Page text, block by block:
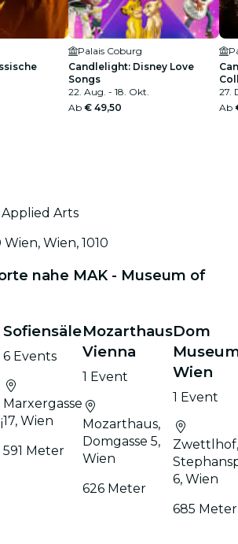
Palais Coburg
Candlelight: Disney Love
Songs
22. Aug. - 18. Okt.
Ab € 49,50
27.
Ab
Arts
Wien, 1010
nahe MAK - Museum of
Sofiensäle
6 Events
Marxergasse
17, Wien
591 Meter
Mozarthaus
Vienna
1 Event
Mozarthaus,
Domgasse 5,
Wien
626 Meter
Dom
Wien
1 Event
Zwettlhof,
6, Wien
685 Meter